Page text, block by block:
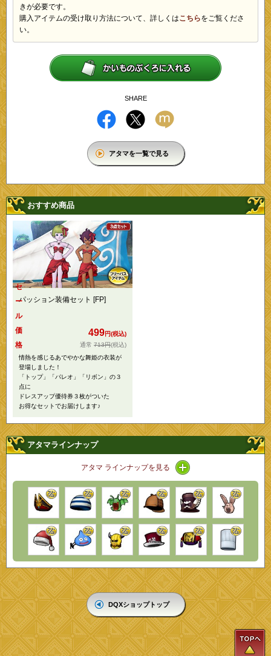
きが必要です。
購入アイテムの受け取り方法について、詳しくはこちらをご覧くださ
い。
SHARE
アタマを一覧で見る
おすすめ商品
パッション装備セット [FP]
セ
ー
ル
価
格
499円(税込)
713円(税込)
情熱を感じるあでやかな舞姫の衣装が
登場しました！
「トップ」「パレオ」「リボン」の３
点に
ドレスアップ優待券３枚がついた
お得なセットでお届けします♪
アタマラインナップ
アタマ ラインナップを見る アイコン / ラインナッ
DQXショップトップ